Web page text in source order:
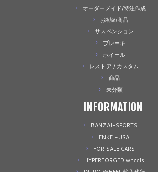
オーダーメイド/特注作成
お勧め商品
サスペンション
ブレーキ
ホイール
レストア / カスタム
商品
未分類
INFORMATION
BANZAI-SPORTS
ENKEI-USA
FOR SALE CARS
HYPERFORGED wheels